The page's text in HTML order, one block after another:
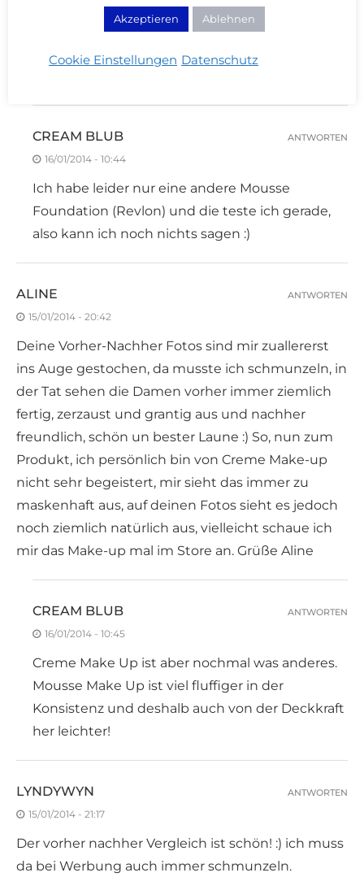
Findest du sie mit anderen Mousse Foundations
vergleichbar?
CREAM BLUB
16/01/2014 - 10:44
Ich habe leider nur eine andere Mousse
Foundation (Revlon) und die teste ich gerade,
also kann ich noch nichts sagen :)
ANTWORTEN
ALINE
15/01/2014 - 20:42
Deine Vorher-Nachher Fotos sind mir zuallererst
ins Auge gestochen, da musste ich schmunzeln, in
der Tat sehen die Damen vorher immer ziemlich
fertig, zerzaust und grantig aus und nachher
freundlich, schön un bester Laune :) So, nun zum
Produkt, ich persönlich bin von Creme Make-up
nicht sehr begeistert, mir sieht das immer zu
maskenhaft aus, auf deinen Fotos sieht es jedoch
noch ziemlich natürlich aus, vielleicht schaue ich
mir das Make-up mal im Store an. Grüße Aline
ANTWORTEN
CREAM BLUB
16/01/2014 - 10:45
Creme Make Up ist aber nochmal was anderes.
Mousse Make Up ist viel fluffiger in der
Konsistenz und deshalb auch von der Deckkraft
her leichter!
ANTWORTEN
LYNDYWYN
15/01/2014 - 21:17
Der vorher nachher Vergleich ist schön! :) ich muss
da bei Werbung auch immer schmunzeln.
ANTWORTEN
Akzeptieren Ablehnen
Cookie Einstellungen Datenschutz